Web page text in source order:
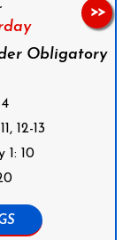
Obligatory
12-13
10
>>